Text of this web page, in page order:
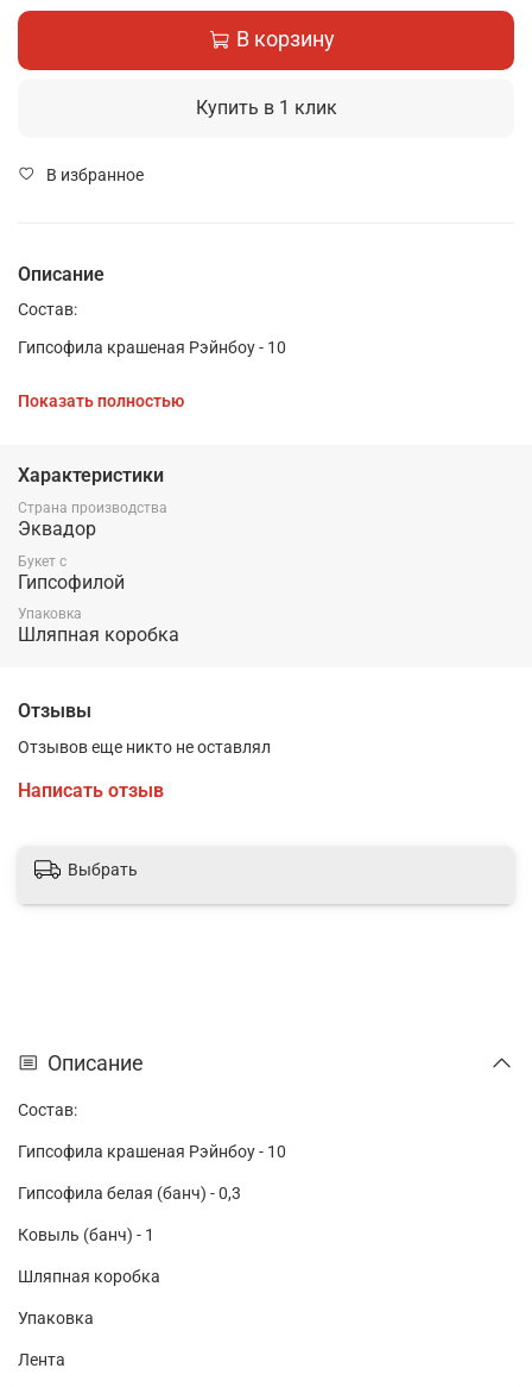
В корзину
Купить в 1 клик
В избранное
Описание
Состав:
Гипсофила крашеная Рэйнбоу - 10
Упаковка
Лента
Показать полностью
Характеристики
Страна производства
Эквадор
Букет с
Гипсофилой
Упаковка
Шляпная коробка
Отзывы
Отзывов еще никто не оставлял
Написать отзыв
Выбрать
Описание
Состав:
Гипсофила крашеная Рэйнбоу - 10
Гипсофила белая (банч) - 0,3
Ковыль (банч) - 1
Шляпная коробка
Упаковка
Лента